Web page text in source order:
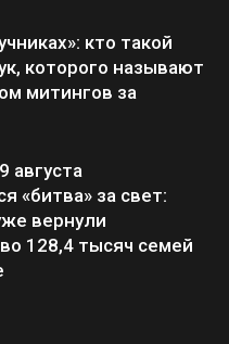
кто такой
которого называют
митингов за
августа
«битва» за свет:
вернули
128,4 тысяч семей